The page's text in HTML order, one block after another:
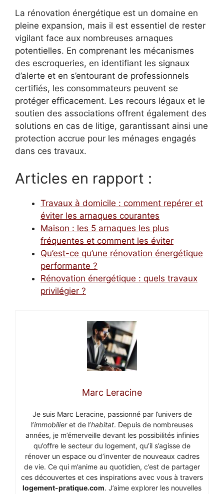
La rénovation énergétique est un domaine en
pleine expansion, mais il est essentiel de rester
vigilant face aux nombreuses arnaques
potentielles. En comprenant les mécanismes
des escroqueries, en identifiant les signaux
d’alerte et en s’entourant de professionnels
certifiés, les consommateurs peuvent se
protéger efficacement. Les recours légaux et le
soutien des associations offrent également des
solutions en cas de litige, garantissant ainsi une
protection accrue pour les ménages engagés
dans ces travaux.
Articles en rapport :
Travaux à domicile : comment repérer et
éviter les arnaques courantes
Maison : les 5 arnaques les plus
fréquentes et comment les éviter
Qu’est-ce qu’une rénovation énergétique
performante ?
Rénovation énergétique : quels travaux
privilégier ?
Marc Leracine
Je suis Marc Leracine, passionné par l’univers de
l’immobilieret de l’habitat. Depuis de nombreuses
années, je m’émerveille devant les possibilités infinies
qu’offre le secteur du logement, qu’il s’agisse de
rénover un espace ou d’inventer de nouveaux cadres
de vie. Ce qui m’anime au quotidien, c’est de partager
ces découvertes et ces inspirations avec vous à travers
logement-pratique.com. J’aime explorer les nouvelles